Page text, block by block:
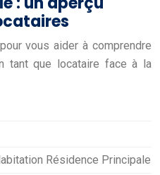
vous aider à comprendre
tant que locataire face à la
Résidence Principale